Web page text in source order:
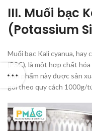
III. Muối bạc
(Potassium
Muối bạc Kali cyanua, hay
(PSC), là một hợp chất
Sản phẩm này được sản
gói theo quy cách 1000g/